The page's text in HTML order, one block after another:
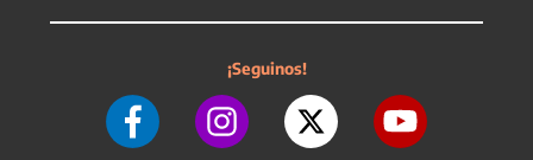
¡Seguinos!